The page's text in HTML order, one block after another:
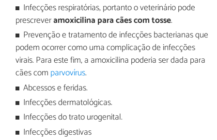
Infecções respiratórias, portanto o veterinário pode
prescreveramoxicilina para cães com tosse.
Prevenção e tratamento de infecções bacterianas que
podem ocorrer como uma complicação de infecções
virais. Para este fim, a amoxicilina poderia ser dada para
cães com parvovírus.
Abcessos e feridas.
Infecções dermatológicas.
Infecções do trato urogenital.
Infecções digestivas